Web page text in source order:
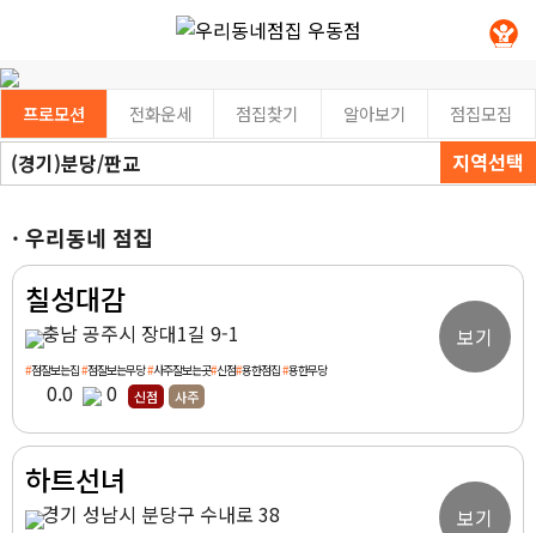
프로모션 전화운세 점집찾기 알아보기 점집모집
(경기)분당/판교 지역선택
· 우리동네 점집
칠성대감
충남 공주시 장대1길 9-1
#점잘보는집#점잘보는무당#사주잘보는곳#신점#용한점집#용한무당
0.0 0 신점 사주
보기
하트선녀
경기 성남시 분당구 수내로 38 보기